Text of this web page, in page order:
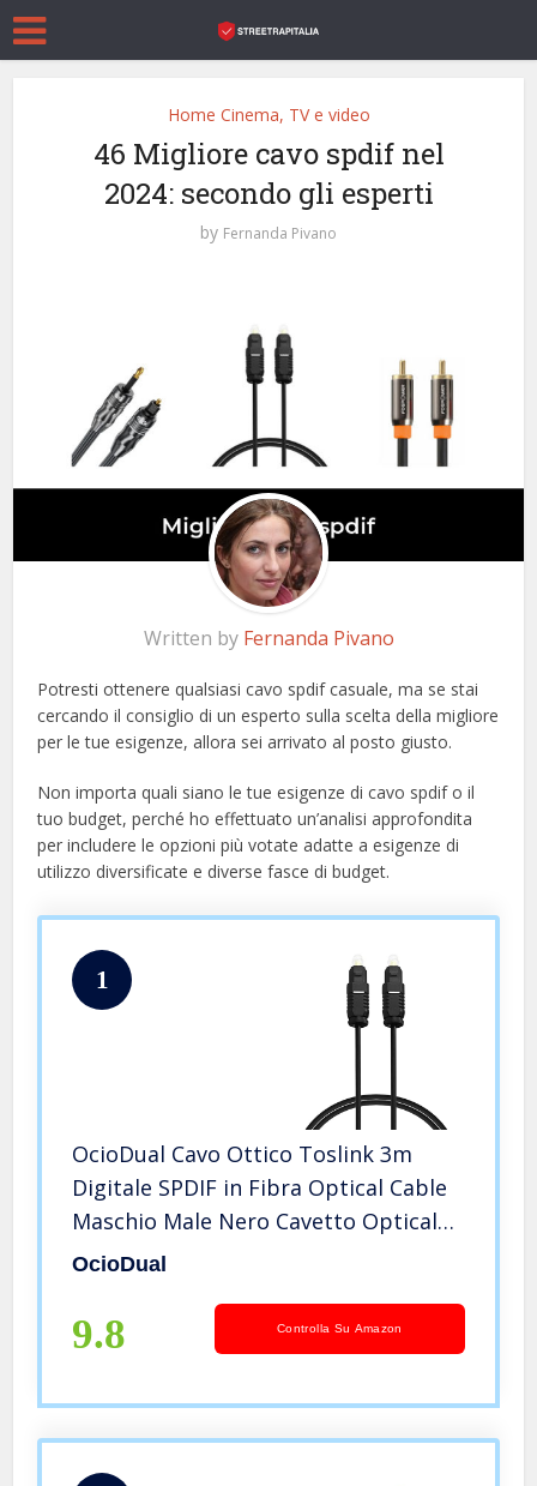
Home Cinema, TV e video
46 Migliore cavo spdif nel
2024: secondo gli esperti
by Fernanda Pivano
Written by Fernanda Pivano
Potresti ottenere qualsiasi cavo spdif casuale, ma se stai
cercando il consiglio di un esperto sulla scelta della migliore
per le tue esigenze, allora sei arrivato al posto giusto.
Non importa quali siano le tue esigenze di cavo spdif o il
tuo budget, perché ho effettuato un’analisi approfondita
per includere le opzioni più votate adatte a esigenze di
utilizzo diversificate e diverse fasce di budget.
1
OcioDual Cavo Ottico Toslink 3m
Digitale SPDIF in Fibra Optical Cable
Maschio Male Nero Cavetto Optical
Digital Audio Cable
OcioDual
9.8 Controlla Su Amazon